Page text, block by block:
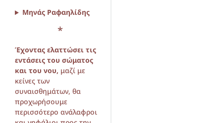
Μηνάς Ραφαηλίδης
*
Έχοντας ελαττώσει τις
εντάσεις του σώματος
και του νου, μαζί με
κείνες των
συναισθημάτων, θα
προχωρήσουμε
περισσότερο ανάλαφροι